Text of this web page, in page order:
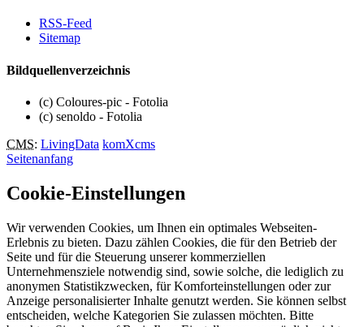
RSS-Feed
Sitemap
Bildquellenverzeichnis
(c) Coloures-pic - Fotolia
(c) senoldo - Fotolia
CMS: LivingData komXcms
Seitenanfang
Cookie-Einstellungen
Wir verwenden Cookies, um Ihnen ein optimales Webseiten-
Erlebnis zu bieten. Dazu zählen Cookies, die für den Betrieb der
Seite und für die Steuerung unserer kommerziellen
Unternehmensziele notwendig sind, sowie solche, die lediglich zu
anonymen Statistikzwecken, für Komforteinstellungen oder zur
Anzeige personalisierter Inhalte genutzt werden. Sie können selbst
entscheiden, welche Kategorien Sie zulassen möchten. Bitte